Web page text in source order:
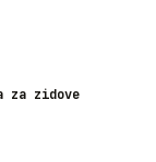
za zidove